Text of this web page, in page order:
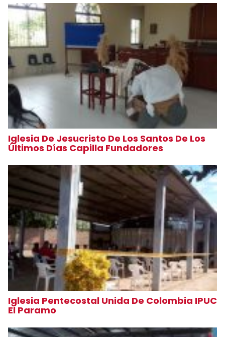
Iglesia De Jesucristo De Los Santos De Los
Últimos Días Capilla Fundadores
Iglesia Pentecostal Unida De Colombia IPUC
El Paramo